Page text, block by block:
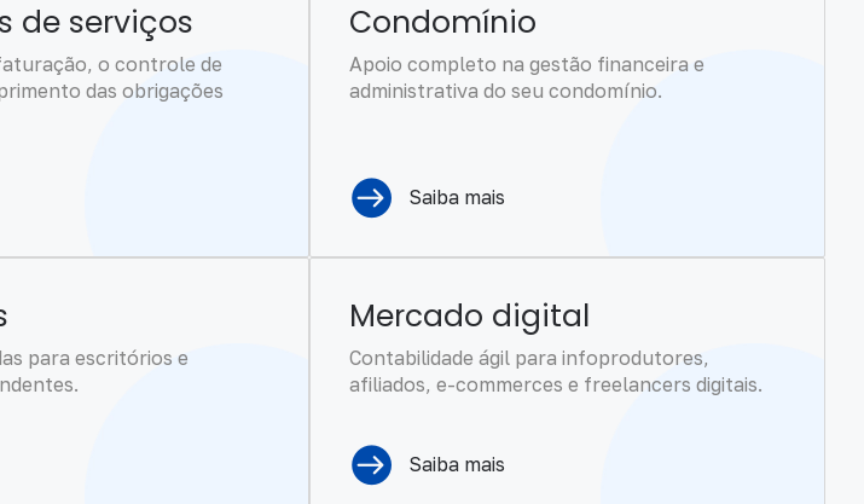
de serviços
o controle de
das obrigações
Condomínio
Apoio completo na gestão financeira e
administrativa do seu condomínio.
Saiba mais
para escritórios e
Mercado digital
Contabilidade ágil para infoprodutores,
afiliados, e-commerces e freelancers digitais.
Saiba mais